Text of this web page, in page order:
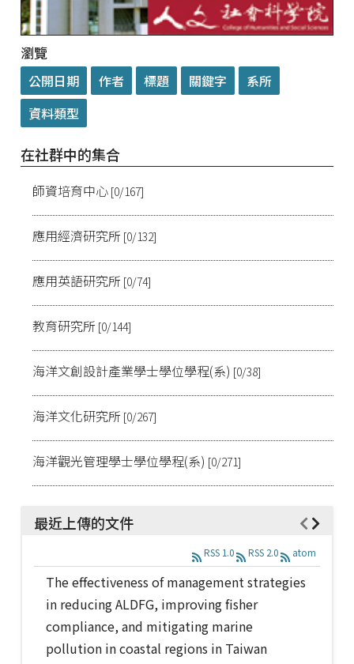
在社群中的集合
師資培育中心 [0/167]
應用經濟研究所 [0/132]
應用英語研究所 [0/74]
教育研究所 [0/144]
海洋文創設計產業學士學位學程(系) [0/38]
海洋文化研究所 [0/267]
海洋觀光管理學士學位學程(系) [0/271]
瀏覽
最近上傳的文件
RSS 1.0 RSS 2.0 atom
The effectiveness of management strategies
in reducing ALDFG, improving fisher
compliance, and mitigating marine
pollution in coastal regions in Taiwan